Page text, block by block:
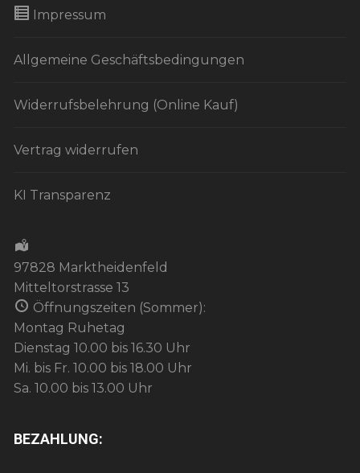
Impressum
Allgemeine Geschäftsbedingungen
Widerrufsbelehrung (Online Kauf)
Vertrag widerrufen
KI Transparenz
97828 Marktheidenfeld
Mitteltorstrasse 13
Öffnungszeiten (Sommer):
Montag Ruhetag
Dienstag 10.00 bis 16.30 Uhr
Mi. bis Fr. 10.00 bis 18.00 Uhr
Sa. 10.00 bis 13.00 Uhr
BEZAHLUNG: